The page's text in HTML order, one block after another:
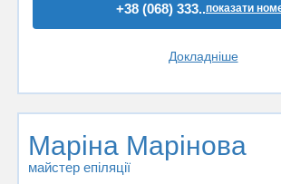
+38 (068) 333..показати
Докладніше
Маріна Марінова
майстер епіляції